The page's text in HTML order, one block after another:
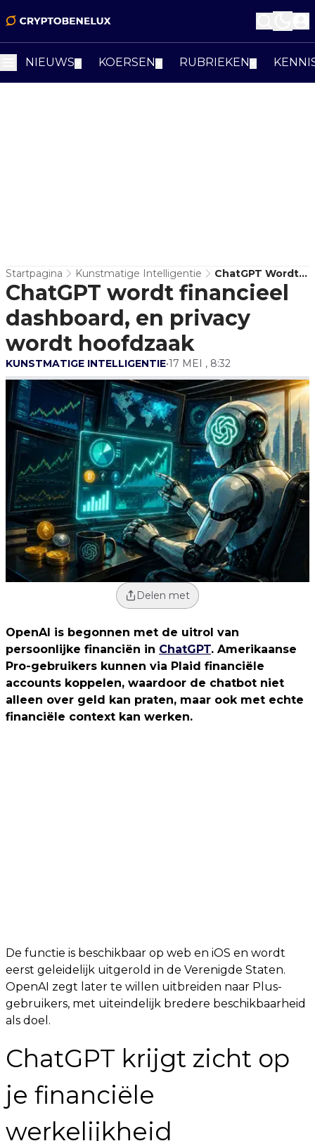
NIEUWS KOERSEN RUBRIEKEN
Startpagina Kunstmatige Intelligentie
ChatGPT Wordt
Financieel
Dashboard, En
Privacy Wordt
Hoofdzaak
ChatGPT wordt financieel
dashboard, en privacy
wordt hoofdzaak
KUNSTMATIGE INTELLIGENTIE•17 MEI , 8:32
Delen met
OpenAI is begonnen met de uitrol van
persoonlijke financiën in ChatGPT. Amerikaanse
Pro-gebruikers kunnen via Plaid financiële
accounts koppelen, waardoor de chatbot niet
alleen over geld kan praten, maar ook met echte
financiële context kan werken.
De functie is beschikbaar op web en iOS en wordt
eerst geleidelijk uitgerold in de Verenigde Staten.
OpenAI zegt later te willen uitbreiden naar Plus-
gebruikers, met uiteindelijk bredere beschikbaarheid
als doel.
ChatGPT krijgt zicht op
je financiële
werkelijkheid